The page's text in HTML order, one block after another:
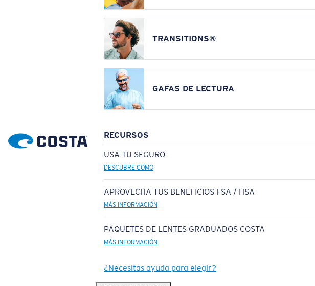
TRANSITIONS®
GAFAS DE LECTURA
RECURSOS
USA TU SEGURO
DESCUBRE CÓMO
APROVECHA TUS BENEFICIOS FSA / HSA
MÁS INFORMACIÓN
PAQUETES DE LENTES GRADUADOS COSTA
MÁS INFORMACIÓN
¿Necesitas ayuda para elegir?